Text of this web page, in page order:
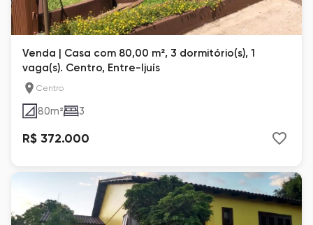
Venda | Casa com 80,00 m², 3 dormitório(s), 1
vaga(s). Centro, Entre-Ijuís
Centro
80m² 3
R$ 372.000